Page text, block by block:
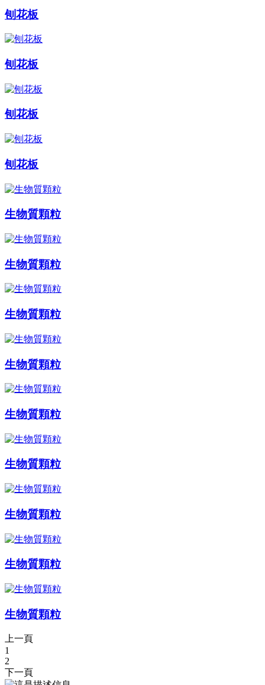
刨花板
刨花板
刨花板
刨花板
生物質顆粒
生物質顆粒
生物質顆粒
生物質顆粒
生物質顆粒
生物質顆粒
生物質顆粒
生物質顆粒
生物質顆粒
上一頁
1
2
下一頁